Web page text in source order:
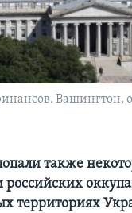
Вашингтон,
также
российских
территориях